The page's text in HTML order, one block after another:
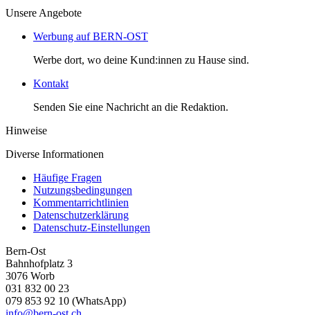
Unsere Angebote
Werbung auf BERN-OST
Werbe dort, wo deine Kund:innen zu Hause sind.
Kontakt
Senden Sie eine Nachricht an die Redaktion.
Hinweise
Diverse Informationen
Häufige Fragen
Nutzungsbedingungen
Kommentarrichtlinien
Datenschutzerklärung
Datenschutz-Einstellungen
Bern-Ost
Bahnhofplatz 3
3076 Worb
031 832 00 23
079 853 92 10 (WhatsApp)